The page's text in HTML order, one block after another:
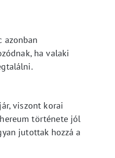
azonban
ha valaki
viszont korai
története jól
jutottak hozzá a